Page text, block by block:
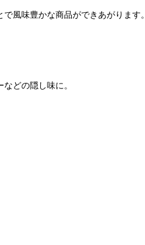
風味豊かな商品ができあがります。
どの隠し味に。